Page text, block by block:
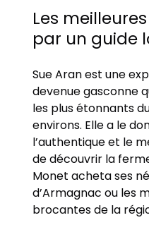
Les
par un guide
Sue Aran est une
devenue gasconne
les plus étonnants
environs. Elle a le
l’authentique et le
de découvrir la
Monet acheta ses
d’Armagnac ou les
brocantes de la